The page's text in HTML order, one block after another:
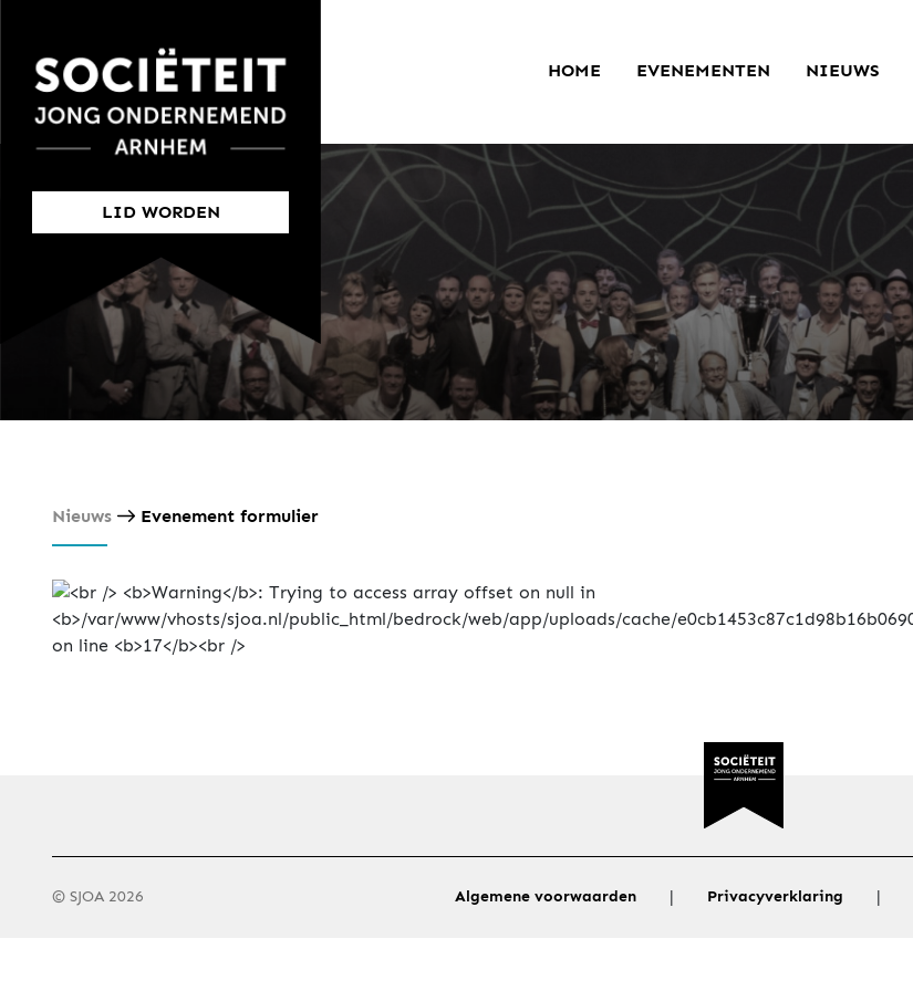
LID WORDEN
HOME EVENEMENTEN NIEUWS
Nieuws Evenement formulier
© SJOA 2026 Algemene voorwaarden | Privacyverklaring |